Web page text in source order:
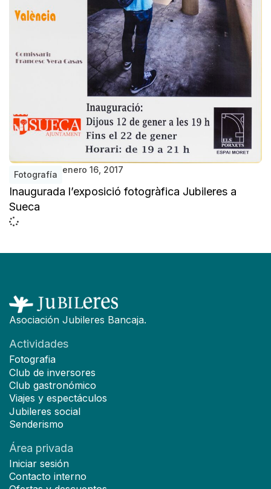
Fotografía enero 16, 2017
Inaugurada l’exposició fotogràfica Jubileres a
Sueca
Asociación Jubileres Bancaja.
Actividades
Fotografia
Club de inversores
Club gastronómico
Viajes y espectáculos
Jubileres social
Senderismo
Área privada
Iniciar sesión
Contacto interno